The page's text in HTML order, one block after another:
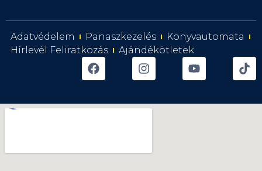
Adatvédelem Panaszkezelés
Könyvautomata
Hírlevél Feliratkozás
Ajándékötletek